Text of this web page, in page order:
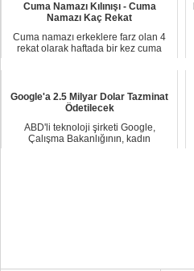
Cuma Namazı Kılınışı - Cuma
Namazı Kaç Rekat
Cuma namazı erkeklere farz olan 4
rekat olarak haftada bir kez cuma
Google'a 2.5 Milyar Dolar Tazminat
Ödetilecek
ABD'li teknoloji şirketi Google,
Çalışma Bakanlığının, kadın